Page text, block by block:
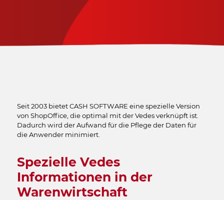
Seit 2003 bietet CASH SOFTWARE eine spezielle Version
von ShopOffice, die optimal mit der Vedes verknüpft ist.
Dadurch wird der Aufwand für die Pflege der Daten für
die Anwender minimiert.
Spezielle Vedes
Informationen in der
Warenwirtschaft